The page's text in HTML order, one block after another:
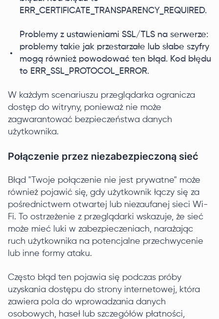
ERR_CERTIFICATE_TRANSPARENCY_REQUIRED.
Problemy z ustawieniami SSL/TLS na serwerze:
problemy takie jak przestarzałe lub słabe szyfry
mogą również powodować ten błąd. Kod błędu
to ERR_SSL_PROTOCOL_ERROR.
W każdym scenariuszu przeglądarka ogranicza
dostęp do witryny, ponieważ nie może
zagwarantować bezpieczeństwa danych
użytkownika.
Połączenie przez niezabezpieczoną sieć
Błąd "Twoje połączenie nie jest prywatne" może
również pojawić się, gdy użytkownik łączy się za
pośrednictwem otwartej lub niezaufanej sieci Wi-
Fi. To ostrzeżenie z przeglądarki wskazuje, że sieć
może mieć luki w zabezpieczeniach, narażając
ruch użytkownika na potencjalne przechwycenie
lub inne formy ataku.
Często błąd ten pojawia się podczas próby
uzyskania dostępu do strony internetowej, która
zawiera pola do wprowadzania danych
osobowych, haseł lub szczegółów płatności,